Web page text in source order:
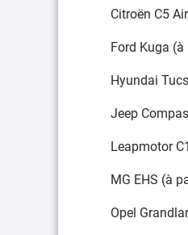
Citroën C5
Ford Kuga
Hyundai
Jeep
Leapmotor
MG EHS (à
Opel